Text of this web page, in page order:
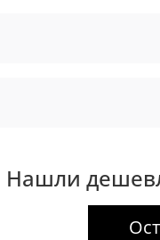
Нашли